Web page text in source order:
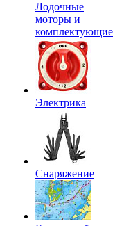
Лодочные
моторы и
комплектующие
Электрика
Снаряжение